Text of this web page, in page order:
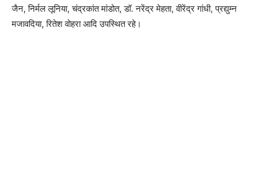
जैन, निर्मल लूनिया, चंद्रकांत मांडोत, डॉ. नरेंद्र मेहता, वीरेंद्र गांधी, प्रद्युम्न
मजावदिया, रितेश वोहरा आदि उपस्थित रहे।